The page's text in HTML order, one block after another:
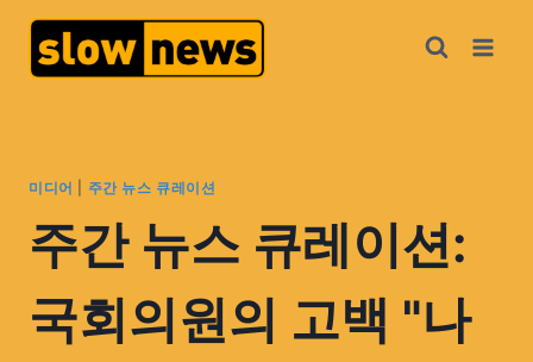
미디어 주간 뉴스 큐레이션
주간 뉴스 큐레이션:
국회의원의 고백 "나